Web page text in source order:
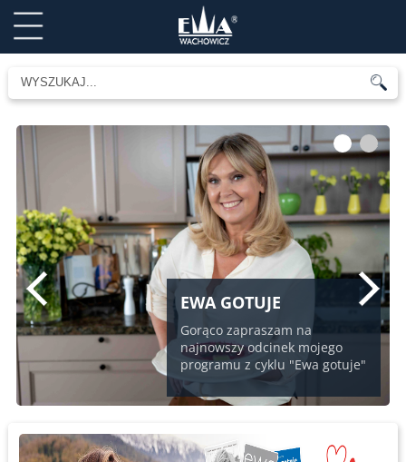
EWA GOTUJE
Gorąco zapraszam na
najnowszy odcinek mojego
programu z cyklu "Ewa gotuje"
1 2